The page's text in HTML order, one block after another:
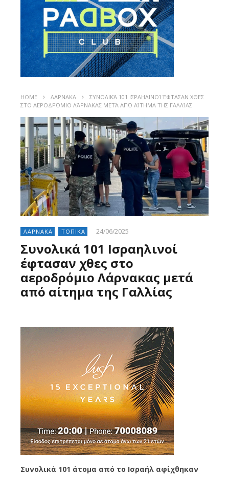
HOME ΛΑΡΝΑΚΑ
ΣΥΝΟΛΙΚΆ 101 ΙΣΡΑΗΛΙΝΟΊ ΈΦΤΑΣΑΝ ΧΘΕΣ
ΣΤΟ ΑΕΡΟΔΡΌΜΙΟ ΛΆΡΝΑΚΑΣ ΜΕΤΆ ΑΠΌ ΑΊΤΗΜΑ ΤΗΣ ΓΑΛΛΊΑΣ
ΛΑΡΝΑΚΑ ΤΟΠΙΚΑ 24/06/2025
Συνολικά 101 Ισραηλινοί
έφτασαν χθες στο
αεροδρόμιο Λάρνακας μετά
από αίτημα της Γαλλίας
Συνολικά 101 άτομα από το Ισραήλ αφίχθηκαν